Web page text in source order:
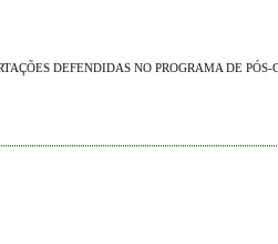
DEFENDIDAS NO PROGRAMA DE